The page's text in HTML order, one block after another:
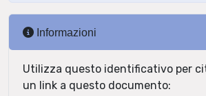
Informazioni
Utilizza questo identificativo per
un link a questo documento: